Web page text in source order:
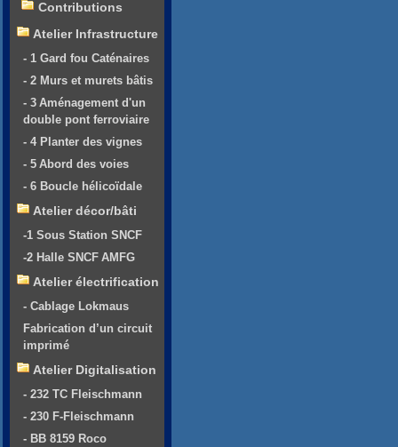
Contributions
Atelier Infrastructure
- 1 Gard fou Caténaires
- 2 Murs et murets bâtis
- 3 Aménagement d'un
double pont ferroviaire
- 4 Planter des vignes
- 5 Abord des voies
- 6 Boucle hélicoïdale
Atelier décor/bâti
-1 Sous Station SNCF
-2 Halle SNCF AMFG
Atelier électrification
- Cablage Lokmaus
Fabrication d’un circuit
imprimé
Atelier Digitalisation
- 232 TC Fleischmann
- 230 F-Fleischmann
- BB 8159 Roco